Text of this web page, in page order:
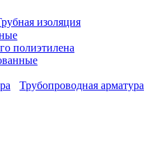
изоляция
полиэтилена
Трубопроводная арматура